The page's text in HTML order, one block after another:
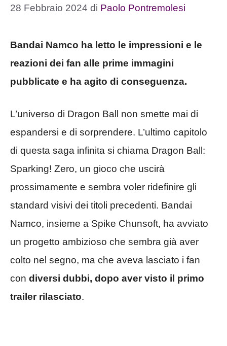
28 Febbraio 2024 di Paolo Pontremolesi
Bandai Namco ha letto le impressioni e le
reazioni dei fan alle prime immagini
pubblicate e ha agito di conseguenza.
L’universo di Dragon Ball non smette mai di
espandersi e di sorprendere. L’ultimo capitolo
di questa saga infinita si chiama Dragon Ball:
Sparking! Zero, un gioco che uscirà
prossimamente e sembra voler ridefinire gli
standard visivi dei titoli precedenti. Bandai
Namco, insieme a Spike Chunsoft, ha avviato
un progetto ambizioso che sembra già aver
colto nel segno, ma che aveva lasciato i fan
con diversi dubbi, dopo aver visto il primo
trailer rilasciato.